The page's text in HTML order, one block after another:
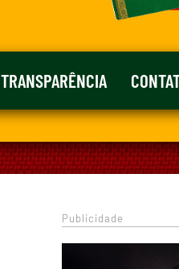
TRANSPARÊNCIA
Publicidade